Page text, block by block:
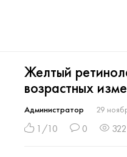
Желтый
возрастных
Администратор 29
1/10 0 322